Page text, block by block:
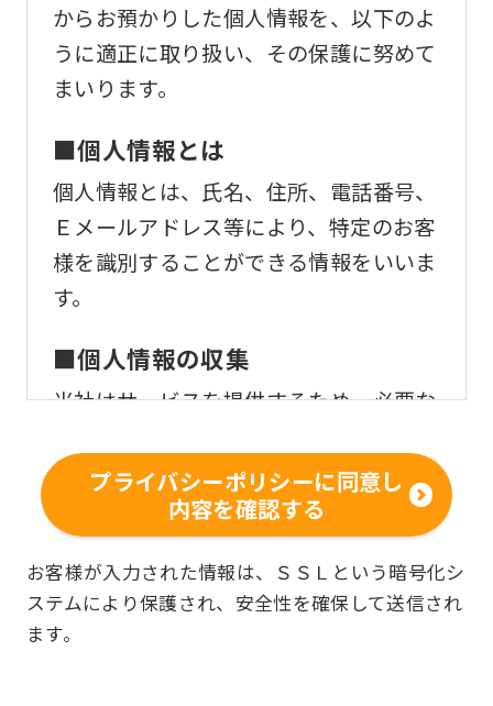
からお預かりした個人情報を、以下のよ
うに適正に取り扱い、その保護に努めて
まいります。
■個人情報とは
個人情報とは、氏名、住所、電話番号、
Ｅメールアドレス等により、特定のお客
様を識別することができる情報をいいま
す。
■個人情報の収集
当社はサービスを提供するため、必要な
客様の個人情報を収集いたします。
■個人情報の利用
お客様からお預かりした個人情報は、以
下の目的で使用させて頂きます。また、
違法または不当な行為を助長し、または
プライバシーポリシーに同意し
内容を確認する
お客様が入力された情報は、ＳＳＬという暗号化シ
ステムにより保護され、安全性を確保して送信され
ます。